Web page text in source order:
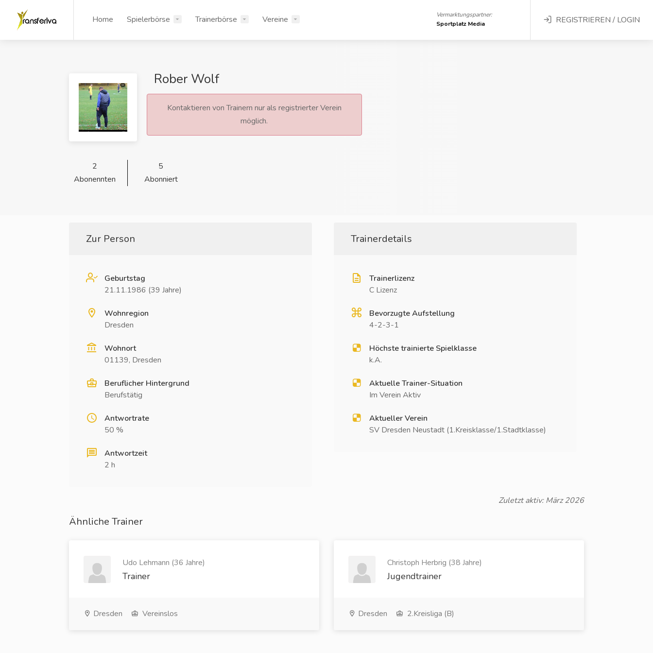
Home Spielerbörse Trainerbörse Vereine
Vermarktungspartner:
Sportplatz Media
REGISTRIEREN / LOGIN
Rober Wolf
Kontaktieren von Trainern nur als registrierter Verein
möglich.
2
Abonennten
5
Abonniert
Zur Person
Geburtstag
21.11.1986 (39 Jahre)
Wohnregion
Dresden
Wohnort
01139, Dresden
Beruflicher Hintergrund
Berufstätig
Antwortrate
50 %
Antwortzeit
2 h
Trainerdetails
Trainerlizenz
C Lizenz
Bevorzugte Aufstellung
4-2-3-1
Höchste trainierte Spielklasse
k.A.
Aktuelle Trainer-Situation
Im Verein Aktiv
Aktueller Verein
SV Dresden Neustadt (1.Kreisklasse/1.Stadtklasse)
Zuletzt aktiv: März 2026
Ähnliche Trainer
Udo Lehmann (36 Jahre)
Trainer
Dresden Vereinslos
Christoph Herbrig (38 Jahre)
Jugendtrainer
Dresden 2.Kreisliga (B)